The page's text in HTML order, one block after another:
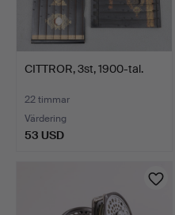
CITTROR, 3st, 1900-tal.
22 timmar
Värdering
53 USD